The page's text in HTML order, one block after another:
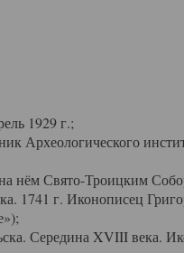
1929 г.;
Археологического
нём Свято-Троицким
1741 г. Иконописец
Середина XVIII века.